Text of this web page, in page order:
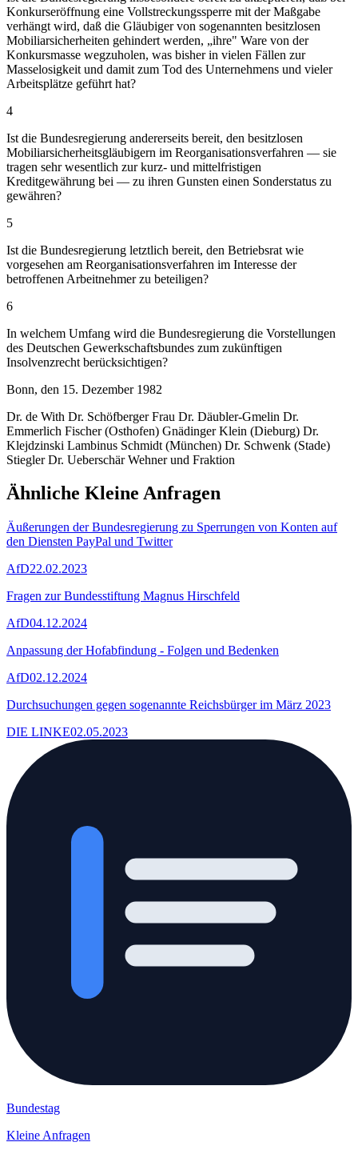
Konkurseröffnung eine Vollstreckungssperre mit der Maßgabe
verhängt wird, daß die Gläubiger von sogenannten besitzlosen
Mobiliarsicherheiten gehindert werden, „ihre" Ware von der
Konkursmasse wegzuholen, was bisher in vielen Fällen zur
Masselosigkeit und damit zum Tod des Unternehmens und vieler
Arbeitsplätze geführt hat?
4
Ist die Bundesregierung andererseits bereit, den besitzlosen
Mobiliarsicherheitsgläubigern im Reorganisationsverfahren — sie
tragen sehr wesentlich zur kurz- und mittelfristigen
Kreditgewährung bei — zu ihren Gunsten einen Sonderstatus zu
gewähren?
5
Ist die Bundesregierung letztlich bereit, den Betriebsrat wie
vorgesehen am Reorganisationsverfahren im Interesse der
betroffenen Arbeitnehmer zu beteiligen?
6
In welchem Umfang wird die Bundesregierung die Vorstellungen
des Deutschen Gewerkschaftsbundes zum zukünftigen
Insolvenzrecht berücksichtigen?
Bonn, den 15. Dezember 1982
Dr. de With Dr. Schöfberger Frau Dr. Däubler-Gmelin Dr.
Emmerlich Fischer (Osthofen) Gnädinger Klein (Dieburg) Dr.
Klejdzinski Lambinus Schmidt (München) Dr. Schwenk (Stade)
Stiegler Dr. Ueberschär Wehner und Fraktion
Ähnliche Kleine Anfragen
Äußerungen der Bundesregierung zu Sperrungen von Konten auf
den Diensten PayPal und Twitter
AfD22.02.2023
Fragen zur Bundesstiftung Magnus Hirschfeld
AfD04.12.2024
Anpassung der Hofabfindung - Folgen und Bedenken
AfD02.12.2024
Durchsuchungen gegen sogenannte Reichsbürger im März 2023
DIE LINKE02.05.2023
Bundestag
Kleine Anfragen